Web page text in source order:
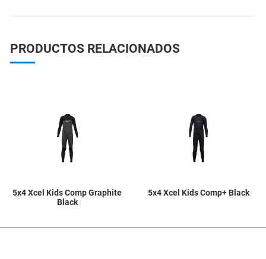
PRODUCTOS RELACIONADOS
5x4 Xcel Kids Comp Graphite
Black
5x4 Xcel Kids Comp+ Black